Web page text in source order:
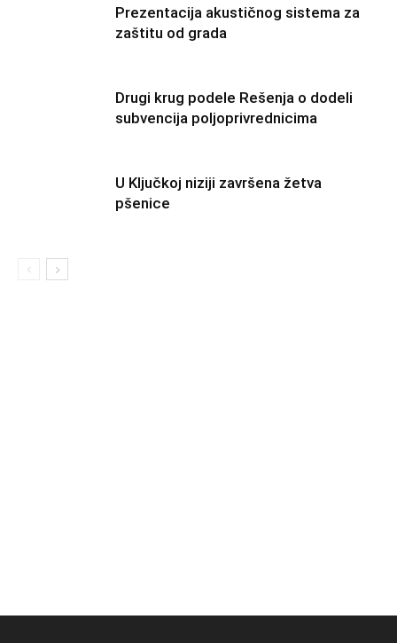
Prezentacija akustičnog sistema za
zaštitu od grada
Drugi krug podele Rešenja o dodeli
subvencija poljoprivrednicima
U Ključkoj niziji završena žetva
pšenice